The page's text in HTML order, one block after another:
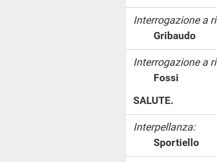
Interrogazione a
Gribaudo
Interrogazione a
Fossi
SALUTE.
Interpellanza: